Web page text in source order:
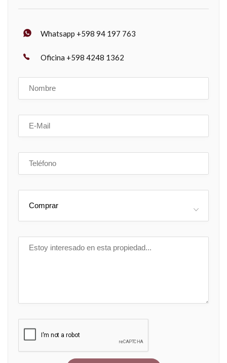
Whatsapp +598 94 197 763
Oficina +598 4248 1362
Comprar